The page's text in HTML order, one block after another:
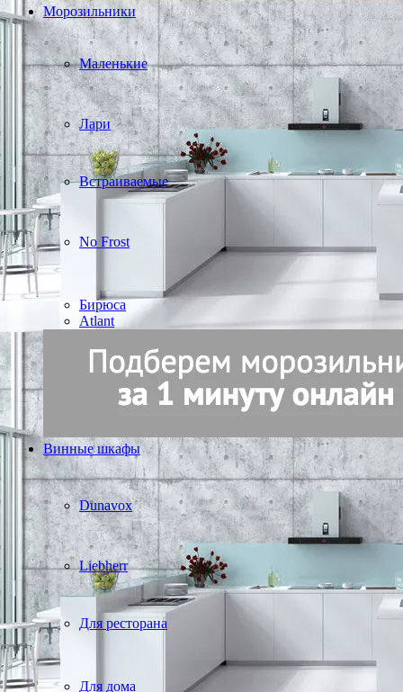
Морозильники
Маленькие
Лари
Встраиваемые
No Frost
Бирюса
Atlant
Винные шкафы
Dunavox
Liebherr
Для ресторана
Для дома